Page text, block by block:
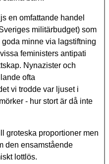
en omfattande handel
militärbudget) som
minne via lagstiftning
feministers antipati
Nynazister och
ofta
vi trodde var ljuset i
- hur stort är då inte
groteska proportioner men
den ensamstående
lottlös.